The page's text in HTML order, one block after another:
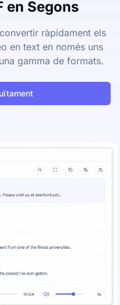
en Segons
ràpidament els
en text en només uns
gamma de formats.